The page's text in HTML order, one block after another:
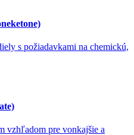
s požiadavkami na chemickú,
vzhľadom pre vonkajšie a